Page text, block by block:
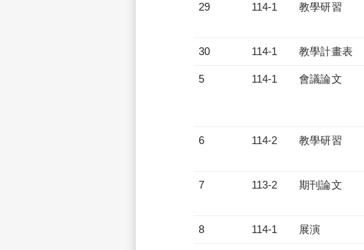
29 114-1 教學研習
30 114-1 教學計畫表
5 114-1 會議論文
6 114-2 教學研習
7 113-2 期刊論文
8 114-1 展演